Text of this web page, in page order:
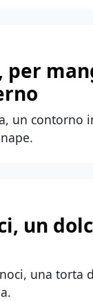
un contorno
un
una torta